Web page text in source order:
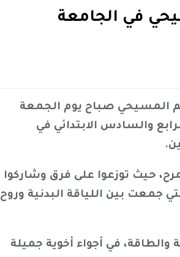
في الجامعة
المسيحي صباح يوم الجمعة
الرابع والسادس الابتدائي في
حيث توزعوا على فرق وشاركوا
جمعت بين اللياقة البدنية وروح
في أجواء أخوية جميلة